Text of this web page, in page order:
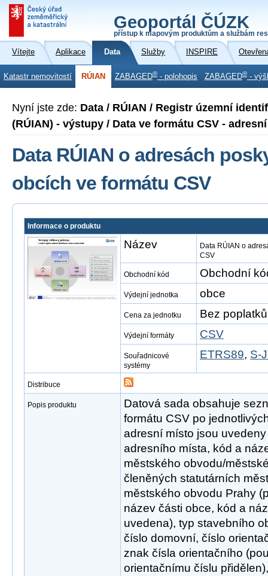
Geoportál ČÚZK
přístup k mapovým produktům a službám
Vítejte Aplikace Data Služby INSPIRE
Katastr nemovitostí RÚIAN ZABAGED® - polohopis ZABAGED® -
Nyní jste zde: Data / RÚIAN / Registr územní
(RÚIAN) - výstupy / Data ve formátu CSV -
Data RÚIAN o adresách
obcích ve formátu CSV
Informace o produktu
Název
Data RÚIAN o
CSV
Obchodní kód Obchodní
Výdejní jednotka obce
Cena za jednotku Bez poplatků
Výdejní formáty CSV
Souřadnicové
systémy
ETRS89, S-
Distribuce
Popis produktu
Datová sada obsahuje
formátu CSV po
adresní místo jsou
adresního místa, kód a
městského obvodu/
členěných statutárních
městského obvodu Prahy
název části obce, kód a
uvedena), typ stavebního
číslo domovní, číslo
znak čísla orientačního
orientačnímu číslu